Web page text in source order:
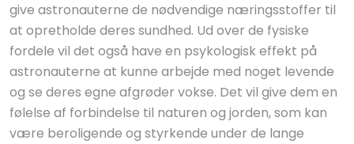
give astronauterne de nødvendige næringsstoffer til
at opretholde deres sundhed. Ud over de fysiske
fordele vil det også have en psykologisk effekt på
astronauterne at kunne arbejde med noget levende
og se deres egne afgrøder vokse. Det vil give dem en
følelse af forbindelse til naturen og jorden, som kan
være beroligende og styrkende under de lange